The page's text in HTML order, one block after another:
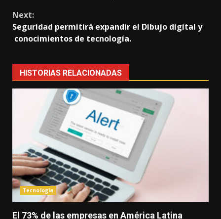
Next:
Seguridad permitirá expandir el Dibujo digital y
conocimientos de tecnología.
HISTORIAS RELACIONADAS
Tecnología
El 73% de las empresas en América Latina